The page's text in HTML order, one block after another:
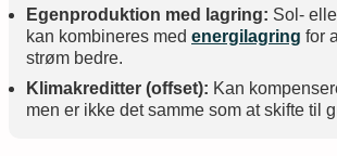
Egenproduktion med lagring: Sol-
kan kombineres med energilagring for
strøm bedre.
Klimakreditter (offset): Kan
men er ikke det samme som at skifte til